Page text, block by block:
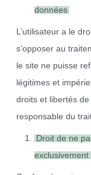
données
L’utilisateur a le
s’opposer au
le site ne puisse
légitimes et
droits et libertés de
responsable du
Droit de ne